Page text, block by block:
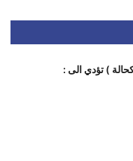
) تؤدي الى :